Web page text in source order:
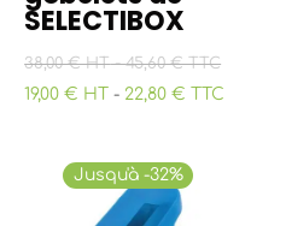
SELECTIBOX
38,00 € HT-45,60 € TTC
19,00 € HT - 22,80 € TTC
Jusqu'à -32%